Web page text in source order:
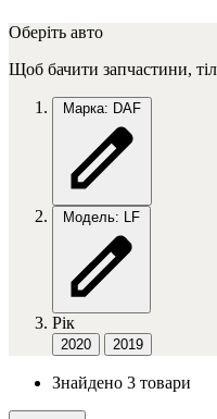
Оберіть авто
Щоб бачити запчастини,
Марка: DAF
Модель: LF
Рік
2020 2019
Знайдено 3 товари